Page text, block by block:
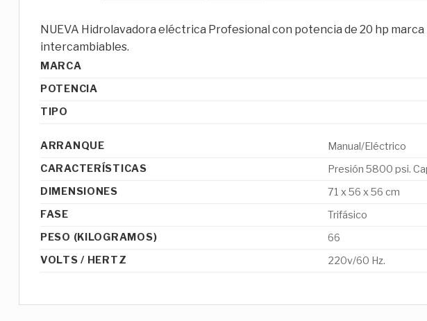
NUEVA Hidrolavadora eléctrica Profesional con potencia de 20 hp marca
intercambiables.
MARCA
POTENCIA
TIPO
ARRANQUE
Manual/Eléctrico
CARACTERÍSTICAS
Presión 5800 psi.
DIMENSIONES
71 x 56 x 56 cm
FASE
Trifásico
PESO (KILOGRAMOS)
66
VOLTS / HERTZ
220v/60 Hz.